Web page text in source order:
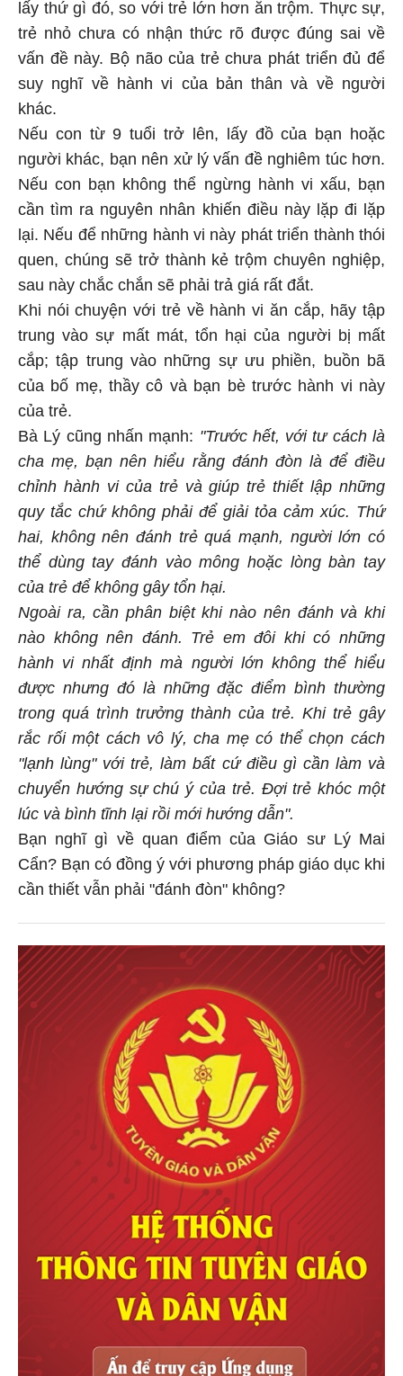
lấy thứ gì đó, so với trẻ lớn hơn ăn trộm. Thực sự,
trẻ nhỏ chưa có nhận thức rõ được đúng sai về
vấn đề này. Bộ não của trẻ chưa phát triển đủ để
suy nghĩ về hành vi của bản thân và về người
khác.
Nếu con từ 9 tuổi trở lên, lấy đồ của bạn hoặc
người khác, bạn nên xử lý vấn đề nghiêm túc hơn.
Nếu con bạn không thể ngừng hành vi xấu, bạn
cần tìm ra nguyên nhân khiến điều này lặp đi lặp
lại. Nếu để những hành vi này phát triển thành thói
quen, chúng sẽ trở thành kẻ trộm chuyên nghiệp,
sau này chắc chắn sẽ phải trả giá rất đắt.
Khi nói chuyện với trẻ về hành vi ăn cắp, hãy tập
trung vào sự mất mát, tổn hại của người bị mất
cắp; tập trung vào những sự ưu phiền, buồn bã
của bố mẹ, thầy cô và bạn bè trước hành vi này
của trẻ.
Bà Lý cũng nhấn mạnh: "Trước hết, với tư cách là
cha mẹ, bạn nên hiểu rằng đánh đòn là để điều
chỉnh hành vi của trẻ và giúp trẻ thiết lập những
quy tắc chứ không phải để giải tỏa cảm xúc. Thứ
hai, không nên đánh trẻ quá mạnh, người lớn có
thể dùng tay đánh vào mông hoặc lòng bàn tay
của trẻ để không gây tổn hại.
Ngoài ra, cần phân biệt khi nào nên đánh và khi
nào không nên đánh. Trẻ em đôi khi có những
hành vi nhất định mà người lớn không thể hiểu
được nhưng đó là những đặc điểm bình thường
trong quá trình trưởng thành của trẻ. Khi trẻ gây
rắc rối một cách vô lý, cha mẹ có thể chọn cách
"lạnh lùng" với trẻ, làm bất cứ điều gì cần làm và
chuyển hướng sự chú ý của trẻ. Đợi trẻ khóc một
lúc và bình tĩnh lại rồi mới hướng dẫn".
Bạn nghĩ gì về quan điểm của Giáo sư Lý Mai
Cẩn? Bạn có đồng ý với phương pháp giáo dục khi
cần thiết vẫn phải "đánh đòn" không?